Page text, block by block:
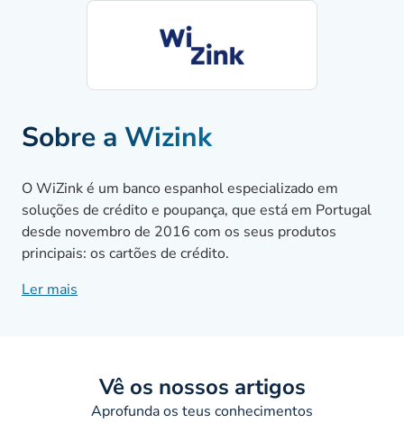
Sobre a Wizink
O WiZink é um banco espanhol especializado em
soluções de crédito e poupança, que está em Portugal
desde novembro de 2016 com os seus produtos
principais: os cartões de crédito.
Após a compra do negócio de cartões de crédito do
desenvolveu uma campanha por todo o território
nacional para dar a conhecer a nova marca em Portugal.
Ler mais
Vê os nossos artigos
Aprofunda os teus conhecimentos